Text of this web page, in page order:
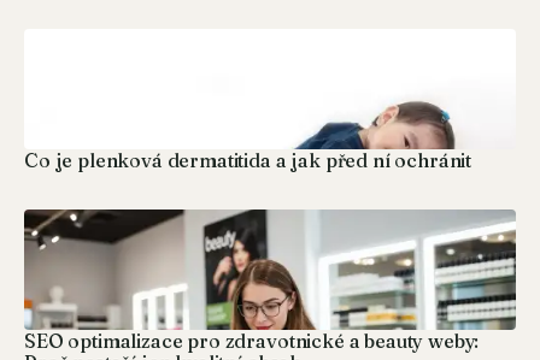
Co je plenková dermatitida a jak před ní ochránit
SEO optimalizace pro zdravotnické a beauty weby: